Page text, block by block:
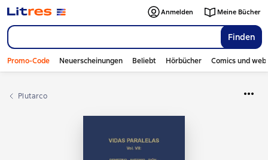
Finden
Anmelden Meine Bücher
Promo-Code Neuerscheinungen Beliebt Hörbücher Comics und
Plutarco